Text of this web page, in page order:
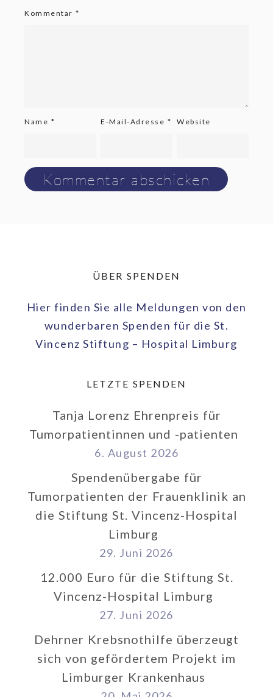
Kommentar *
Name * E-Mail-Adresse * Website
ÜBER SPENDEN
Hier finden Sie alle Meldungen von den
wunderbaren Spenden für die St.
Vincenz Stiftung – Hospital Limburg
LETZTE SPENDEN
Tanja Lorenz Ehrenpreis für
Tumorpatientinnen und -patienten
6. August 2026
Spendenübergabe für
Tumorpatienten der Frauenklinik an
die Stiftung St. Vincenz-Hospital
Limburg
29. Juni 2026
12.000 Euro für die Stiftung St.
Vincenz-Hospital Limburg
27. Juni 2026
Dehrner Krebsnothilfe überzeugt
sich von gefördertem Projekt im
Limburger Krankenhaus